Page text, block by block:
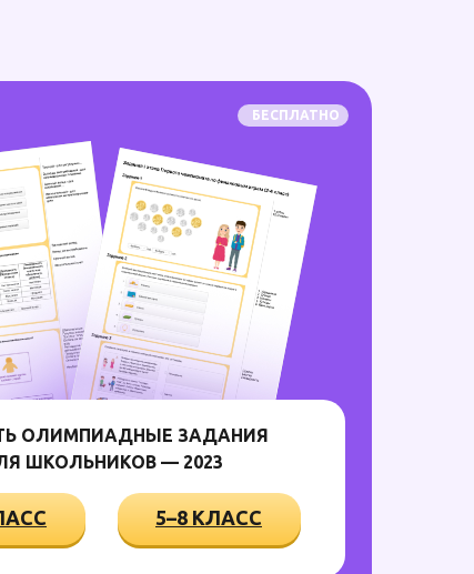
БЕСПЛАТНО
ОЛИМПИАДНЫЕ ЗАДАНИЯ
ШКОЛЬНИКОВ — 2023
5–8 КЛАСС